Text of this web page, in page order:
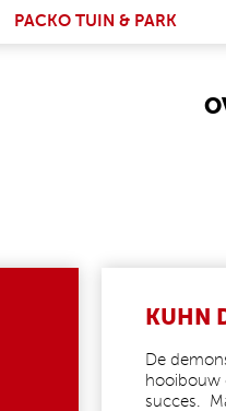
PACKO TUIN & PARK
KUHN
De
hooibouw
succes.